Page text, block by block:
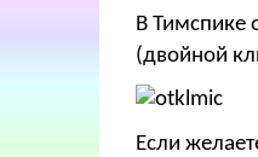
В Тимспике
(двойной
Если